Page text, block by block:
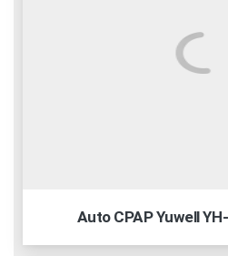
Auto CPAP Yuwell